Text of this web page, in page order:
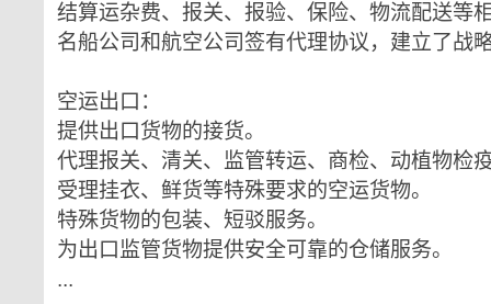
结算运杂费、报关、报验、保险、物流配送等
名船公司和航空公司签有代理协议，建立了战
空运出口：
提供出口货物的接货。
代理报关、清关、监管转运、商检、动植物检
受理挂衣、鲜货等特殊要求的空运货物。
特殊货物的包装、短驳服务。
为出口监管货物提供安全可靠的仓储服务。
...